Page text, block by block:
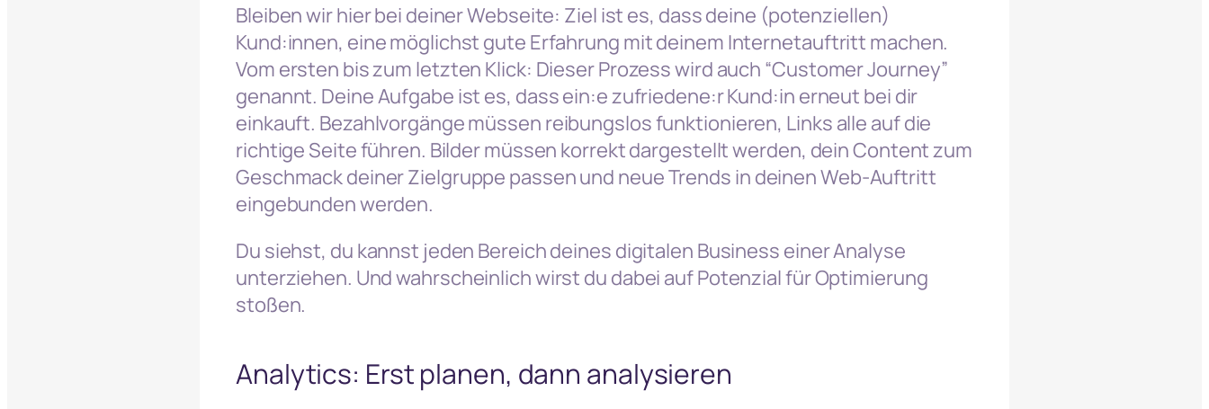
Bleiben wir hier bei deiner Webseite: Ziel ist es, dass deine (potenziellen)
Kund:innen, eine möglichst gute Erfahrung mit deinem Internetauftritt machen.
Vom ersten bis zum letzten Klick: Dieser Prozess wird auch “Customer Journey”
genannt. Deine Aufgabe ist es, dass ein:e zufriedene:r Kund:in erneut bei dir
einkauft. Bezahlvorgänge müssen reibungslos funktionieren, Links alle auf die
richtige Seite führen. Bilder müssen korrekt dargestellt werden, dein Content zum
Geschmack deiner Zielgruppe passen und neue Trends in deinen Web-Auftritt
eingebunden werden.
Du siehst, du kannst jeden Bereich deines digitalen Business einer Analyse
unterziehen. Und wahrscheinlich wirst du dabei auf Potenzial für Optimierung
stoßen.
Analytics: Erst planen, dann analysieren